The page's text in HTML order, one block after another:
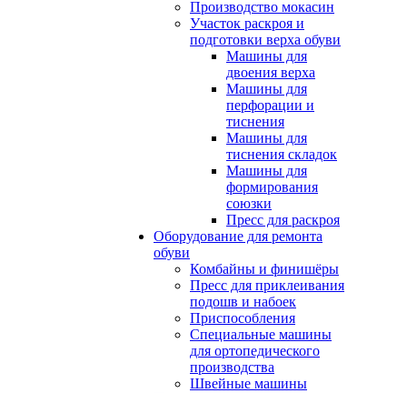
Производство мокасин
Участок раскроя и
подготовки верха обуви
Машины для
двоения верха
Машины для
перфорации и
тиснения
Машины для
тиснения складок
Машины для
формирования
союзки
Пресс для раскроя
Оборудование для ремонта
обуви
Комбайны и финишёры
Пресс для приклеивания
подошв и набоек
Приспособления
Специальные машины
для ортопедического
производства
Швейные машины